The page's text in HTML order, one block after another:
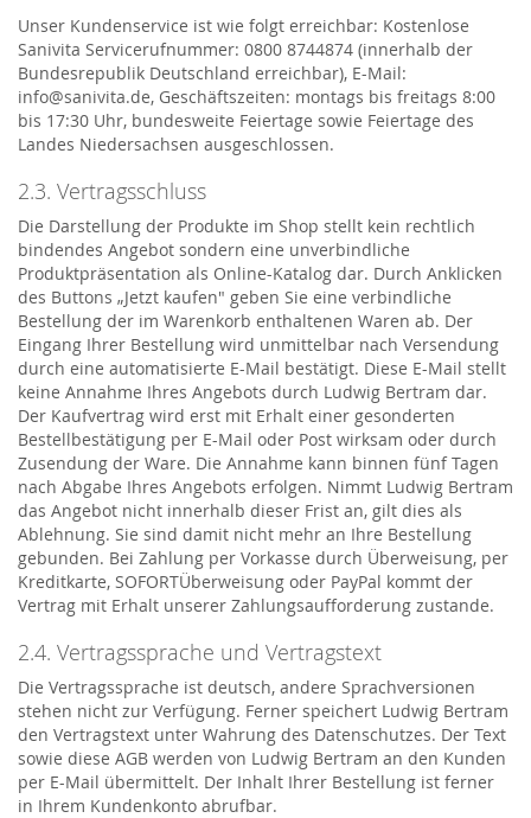
Unser Kundenservice ist wie folgt erreichbar: Kostenlose
Sanivita Servicerufnummer: 0800 8744874 (innerhalb der
Bundesrepublik Deutschland erreichbar), E-Mail:
info@sanivita.de, Geschäftszeiten: montags bis freitags 8:00
bis 17:30 Uhr, bundesweite Feiertage sowie Feiertage des
Landes Niedersachsen ausgeschlossen.
2.3. Vertragsschluss
Die Darstellung der Produkte im Shop stellt kein rechtlich
bindendes Angebot sondern eine unverbindliche
Produktpräsentation als Online-Katalog dar. Durch Anklicken
des Buttons „Jetzt kaufen" geben Sie eine verbindliche
Bestellung der im Warenkorb enthaltenen Waren ab. Der
Eingang Ihrer Bestellung wird unmittelbar nach Versendung
durch eine automatisierte E-Mail bestätigt. Diese E-Mail stellt
keine Annahme Ihres Angebots durch Ludwig Bertram dar.
Der Kaufvertrag wird erst mit Erhalt einer gesonderten
Bestellbestätigung per E-Mail oder Post wirksam oder durch
Zusendung der Ware. Die Annahme kann binnen fünf Tagen
nach Abgabe Ihres Angebots erfolgen. Nimmt Ludwig Bertram
das Angebot nicht innerhalb dieser Frist an, gilt dies als
Ablehnung. Sie sind damit nicht mehr an Ihre Bestellung
gebunden. Bei Zahlung per Vorkasse durch Überweisung, per
Kreditkarte, SOFORTÜberweisung oder PayPal kommt der
Vertrag mit Erhalt unserer Zahlungsaufforderung zustande.
2.4. Vertragssprache und Vertragstext
Die Vertragssprache ist deutsch, andere Sprachversionen
stehen nicht zur Verfügung. Ferner speichert Ludwig Bertram
den Vertragstext unter Wahrung des Datenschutzes. Der Text
sowie diese AGB werden von Ludwig Bertram an den Kunden
per E-Mail übermittelt. Der Inhalt Ihrer Bestellung ist ferner
in Ihrem Kundenkonto abrufbar.